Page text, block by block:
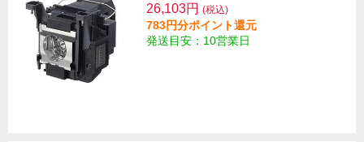
26,103円 (税込)
783円分ポイント還元
発送目安：10営業日